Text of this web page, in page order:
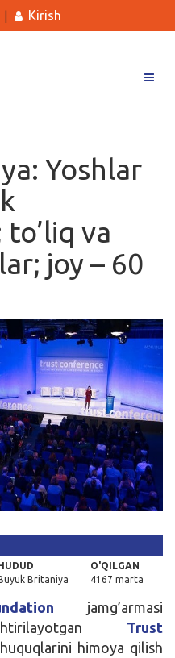
Kirish
Yoshlar
va
joy – 60
Britaniya
O'QILGAN
4167 marta
jamg’armasi
Trust
himoya qilish